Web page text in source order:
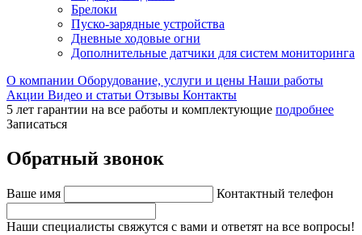
Брелоки
Пуско-зарядные устройства
Дневные ходовые огни
Дополнительные датчики для систем мониторинга
О компании Оборудование, услуги и цены Наши работы
Акции Видео и статьи Отзывы Контакты
5 лет гарантии на все работы и комплектующие подробнее
Записаться
Обратный звонок
Ваше имя Контактный телефон
Наши специалисты свяжутся с вами и ответят на все вопросы!